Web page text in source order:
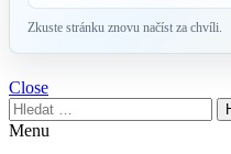
Zkuste stránku znovu načíst za chvíli.
Close
Vyhledávání
Menu